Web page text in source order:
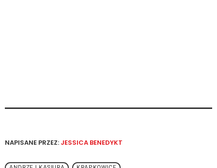
NAPISANE PRZEZ: JESSICA BENEDYKT